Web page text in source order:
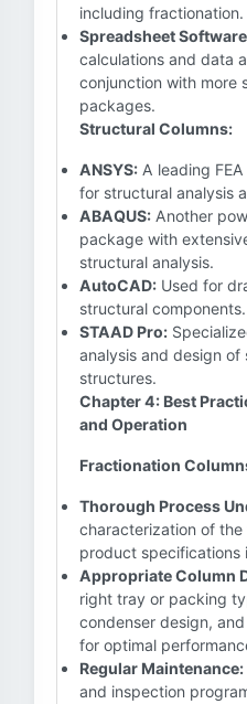
including fractionation.
Spreadsheet
calculations and data
conjunction with more
packages.
Structural Columns:
ANSYS: A leading
for structural analysis
ABAQUS: Another
package with
structural analysis.
AutoCAD: Used for
structural components.
STAAD Pro:
analysis and design
structures.
Chapter 4: Best
and Operation
Fractionation
Thorough Process
characterization of
product specifications
Appropriate Column
right tray or packing
condenser design,
for optimal
Regular Maintenance:
and inspection